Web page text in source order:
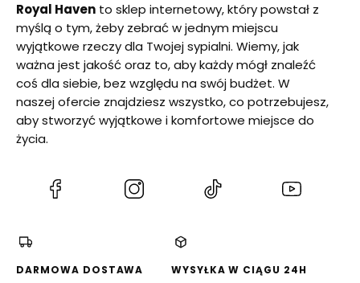
Royal Haven to sklep internetowy, który powstał z
myślą o tym, żeby zebrać w jednym miejscu
wyjątkowe rzeczy dla Twojej sypialni. Wiemy, jak
ważna jest jakość oraz to, aby każdy mógł znaleźć
coś dla siebie, bez względu na swój budżet. W
naszej ofercie znajdziesz wszystko, co potrzebujesz,
aby stworzyć wyjątkowe i komfortowe miejsce do
życia.
(Otwiera
nowej
(Otwiera
(Otwiera
DARMOWA DOSTAWA
WYSYŁKA W CIĄGU 24H